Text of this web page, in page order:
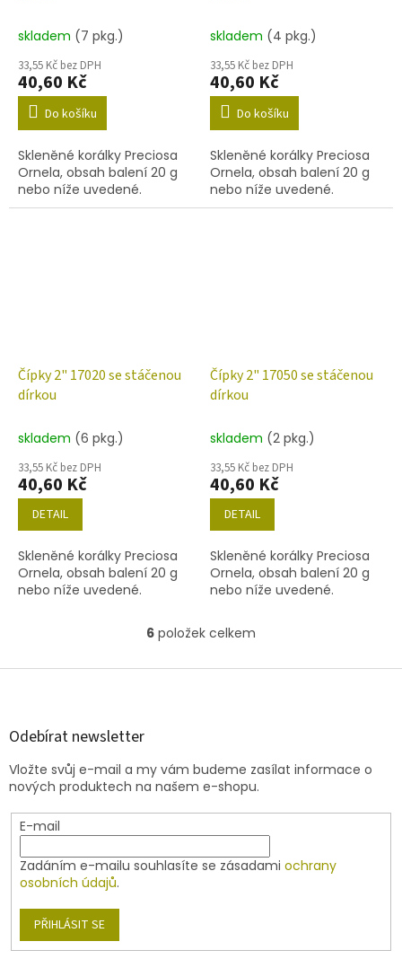
skladem (7 pkg.)
33,55 Kč bez DPH
40,60 Kč
Do košíku
Skleněné korálky Preciosa
Ornela, obsah balení 20 g
nebo níže uvedené.
skladem (4 pkg.)
33,55 Kč bez DPH
40,60 Kč
Do košíku
Skleněné korálky Preciosa
Ornela, obsah balení 20 g
nebo níže uvedené.
Čípky 2" 17020 se stáčenou
dírkou
skladem (6 pkg.)
33,55 Kč bez DPH
40,60 Kč
DETAIL
Skleněné korálky Preciosa
Ornela, obsah balení 20 g
nebo níže uvedené.
Čípky 2" 17050 se stáčenou
dírkou
skladem (2 pkg.)
33,55 Kč bez DPH
40,60 Kč
DETAIL
Skleněné korálky Preciosa
Ornela, obsah balení 20 g
nebo níže uvedené.
O
l
p
r
v
v
u
6 položek celkem
Z
Odebírat newsletter
Vložte svůj e-mail a my vám budeme zasílat informace o
nových produktech na našem e-shopu.
E-mail
Zadáním e-mailu souhlasíte se zásadami ochrany
osobních údajů.
PŘIHLÁSIT SE